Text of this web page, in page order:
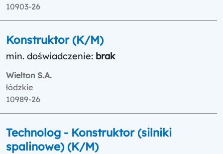
10903-26
Konstruktor (K/M)
min. doświadczenie: brak
Wielton S.A.
łódzkie
10989-26
Technolog - Konstruktor (silniki
spalinowe) (K/M)